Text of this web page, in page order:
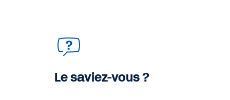
Le saviez-vous ?